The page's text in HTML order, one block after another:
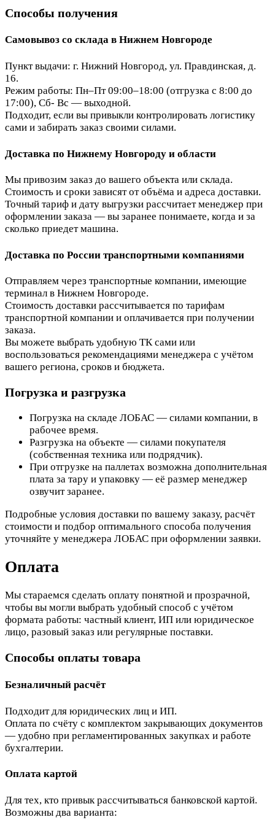
Способы получения
Самовывоз со склада в Нижнем Новгороде
Пункт выдачи: г. Нижний Новгород, ул. Правдинская, д.
16.
Режим работы: Пн–Пт 09:00–18:00 (отгрузка с 8:00 до
17:00), Сб- Вс — выходной.
Подходит, если вы привыкли контролировать логистику
сами и забирать заказ своими силами.
Доставка по Нижнему Новгороду и области
Мы привозим заказ до вашего объекта или склада.
Стоимость и сроки зависят от объёма и адреса доставки.
Точный тариф и дату выгрузки рассчитает менеджер при
оформлении заказа — вы заранее понимаете, когда и за
сколько приедет машина.
Доставка по России транспортными компаниями
Отправляем через транспортные компании, имеющие
терминал в Нижнем Новгороде.
Стоимость доставки рассчитывается по тарифам
транспортной компании и оплачивается при получении
заказа.
Вы можете выбрать удобную ТК сами или
воспользоваться рекомендациями менеджера с учётом
вашего региона, сроков и бюджета.
Погрузка и разгрузка
Погрузка на складе ЛОБАС — силами компании, в
рабочее время.
Разгрузка на объекте — силами покупателя
(собственная техника или подрядчик).
При отгрузке на паллетах возможна дополнительная
плата за тару и упаковку — её размер менеджер
озвучит заранее.
Подробные условия доставки по вашему заказу, расчёт
стоимости и подбор оптимального способа получения
уточняйте у менеджера ЛОБАС при оформлении заявки.
Оплата
Мы стараемся сделать оплату понятной и прозрачной,
чтобы вы могли выбрать удобный способ с учётом
формата работы: частный клиент, ИП или юридическое
лицо, разовый заказ или регулярные поставки.
Способы оплаты товара
Безналичный расчёт
Подходит для юридических лиц и ИП.
Оплата по счёту с комплектом закрывающих документов
— удобно при регламентированных закупках и работе
бухгалтерии.
Оплата картой
Для тех, кто привык рассчитываться банковской картой.
Возможны два варианта: